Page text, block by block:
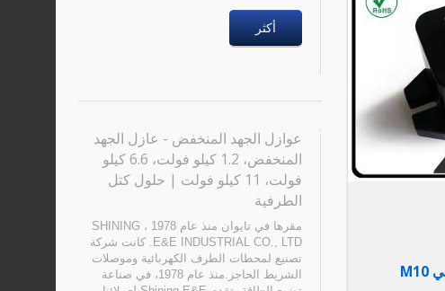
أكثر
عوازل الجهد المنخفض - عازل الجهد
المنخفض، 1.2 كيلو فولت، 6.6 كيلو
فولت، 11 كيلو فولت | حلول كتل
الطرفية
مقرها في تايوان منذ عام 1978 ، SHINING
E&E INDUSTRIAL CO., LTD. كانت شركة
تصنيع لمحطات الطرف الكهربائية وموصلات
الشريط الحاجز.منذ عام 1978، في صناعة
SL-4050F 1.2KV برغي M10